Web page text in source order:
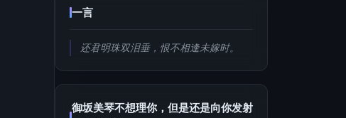
一言
还君明珠双泪垂，恨不相逢未嫁时。
御坂美琴不想理你，但是还是向你发射